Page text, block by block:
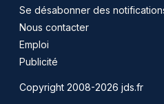
Se désabonner des
Nous contacter
Emploi
Publicité
Copyright 2008-2026 jds.fr